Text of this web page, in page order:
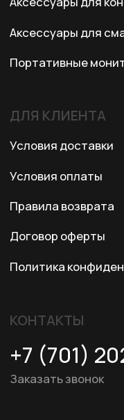
Разработка сайтаZERO.STUDIO